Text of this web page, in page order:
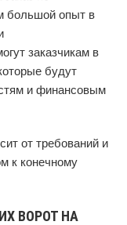
большой опыт в
заказчикам в
будут
и финансовым
от требований и
к конечному
ВОРОТ НА